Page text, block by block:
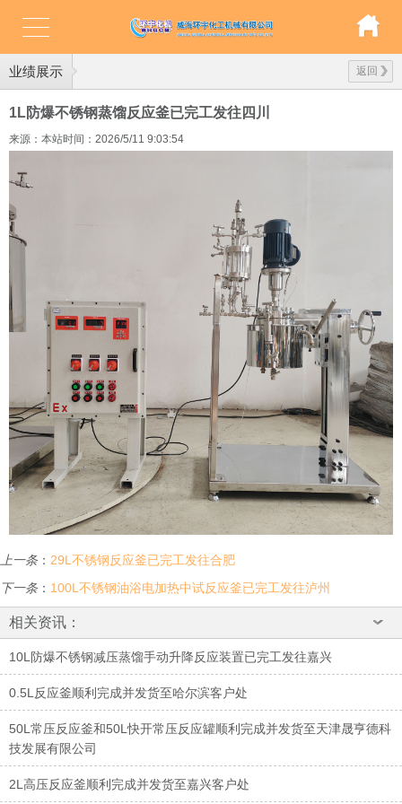
业绩展示 返回
1L防爆不锈钢蒸馏反应釜已完工发往四川
来源：本站时间：2026/5/11 9:03:54
上一条： 29L不锈钢反应釜已完工发往合肥
下一条： 100L不锈钢油浴电加热中试反应釜已完工发往泸州
相关资讯：
10L防爆不锈钢减压蒸馏手动升降反应装置已完工发往嘉兴
0.5L反应釜顺利完成并发货至哈尔滨客户处
50L常压反应釜和50L快开常压反应罐顺利完成并发货至天津晟亨德科
技发展有限公司
2L高压反应釜顺利完成并发货至嘉兴客户处